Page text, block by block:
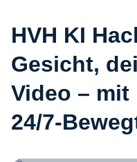
HVH KI
Gesicht,
Video – mit
24/7-